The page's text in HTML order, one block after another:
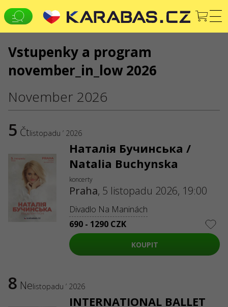
CS EN UK
PRAHA
JSME NA SOCIÁLNÍCH SÍTÍCH
O NÁS
Pro organizátory
Logo pro plakáty a média
O společnosti
Veřejná nabídka
Vstupenky a program
november_in_low 2026
November 2026
5 Čtlistopadu ’ 2026
Наталія Бучинська /
Natalia Buchynska
koncerty
Praha, 5 listopadu 2026, 19:00
Divadlo Na Maninách
690 - 1290 CZK
KOUPIT
8 Nelistopadu ’ 2026
INTERNATIONAL BALLET